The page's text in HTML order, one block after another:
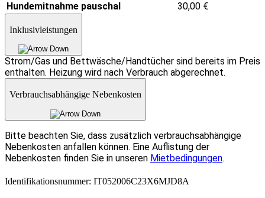
Hundemitnahme pauschal
30,00 €
Inklusivleistungen
Strom/Gas und Bettwäsche/Handtücher sind bereits im Preis
enthalten. Heizung wird nach Verbrauch abgerechnet.
Verbrauchsabhängige Nebenkosten
Bitte beachten Sie, dass zusätzlich verbrauchsabhängige
Nebenkosten anfallen können. Eine Auflistung der
Nebenkosten finden Sie in unseren Mietbedingungen.
Identifikationsnummer: IT052006C23X6MJD8A